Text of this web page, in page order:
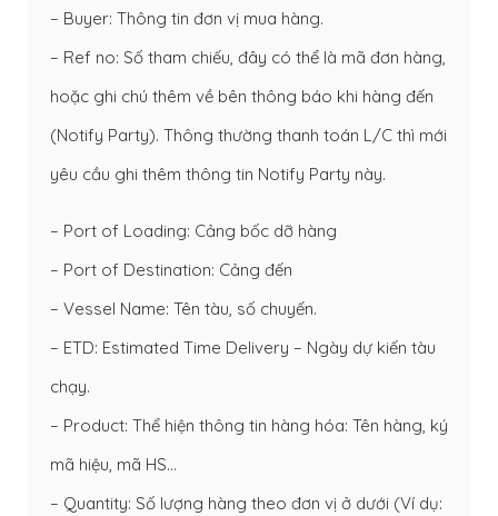
– Buyer: Thông tin đơn vị mua hàng.
– Ref no: Số tham chiếu, đây có thể là mã đơn hàng,
hoặc ghi chú thêm về bên thông báo khi hàng đến
(Notify Party). Thông thường thanh toán L/C thì mới
yêu cầu ghi thêm thông tin Notify Party này.
– Port of Loading: Cảng bốc dỡ hàng
– Port of Destination: Cảng đến
– Vessel Name: Tên tàu, số chuyến.
– ETD: Estimated Time Delivery – Ngày dự kiến tàu
chạy.
– Product: Thể hiện thông tin hàng hóa: Tên hàng, ký
mã hiệu, mã HS…
– Quantity: Số lượng hàng theo đơn vị ở dưới (Ví dụ: